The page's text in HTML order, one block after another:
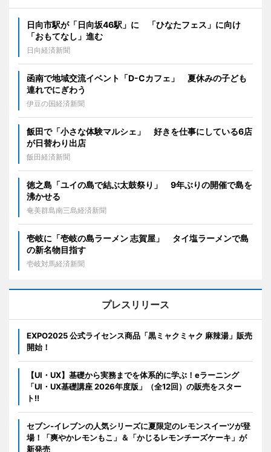
日向市駅が「日向坂46駅」に 「ひなたフェス」に向け
「おもてなし」進む
日向経済新聞
函南で地域交流イベント「D-Cカフェ」 夏休みの子ども
連れでにぎわう
伊豆の国経済新聞
飯田で「小さな体験マルシェ」 好きを仕事にしている6店
が日替わり出店
飯田経済新聞
徳之島「ユイの島で結ぶ太鼓祭り」 9年ぶりの開催で島を
沸かせる
奄美群島南三島経済新聞
壱岐に「壱岐の島ラーメン 志賀屋」 タイ塩ラーメンで島
の新名物目指す
壱岐対馬経済新聞
プレスリリース
EXPO2025 公式ライセンス商品「黒ミャクミャク 麻辣湯」販売
開始！
【UI・UX】基礎から実務までを体系的に学ぶ！eラーニング
「UI・UX基礎講座 2026年度版」（全12回）の販売をスター
ト!!
セブン‐イレブンの人気シリーズに夏限定のレモンスイーツが登
場！「爽やかレモンもこ」＆「かじるレモンチーズケーキ」が
新発売